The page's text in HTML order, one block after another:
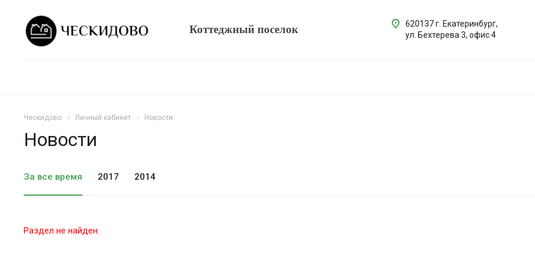
Коттеджный поселок
620137 г. Екатеринбург,
ул. Бехтерева 3, офис 4
Ческидово Личный кабинет Новости
Новости
За все время 2017 2014
Раздел не найден.